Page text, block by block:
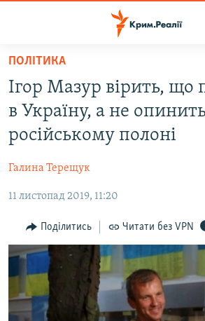
Перейти
основного
матеріалу
Перейти
до
основної
Перейти
пошуку
ВОДА.КРИМ
ВІДЕО ТА ФОТО
БЛОГИ
ПОГЛЯД
ІНТЕРВ'Ю
ВСЕ ЗА ДЕНЬ
СПЕЦПРОЕКТИ
ДЕПОРТАЦІЯ
ЯК ОБІЙТИ БЛОКУВАННЯ
ПОЛІТИКА
Ігор Мазур вірить, що
в Україну, а не
російському полоні
Галина Терещук
11 листопад 2019, 11:20
Поділитись Читати без VPN